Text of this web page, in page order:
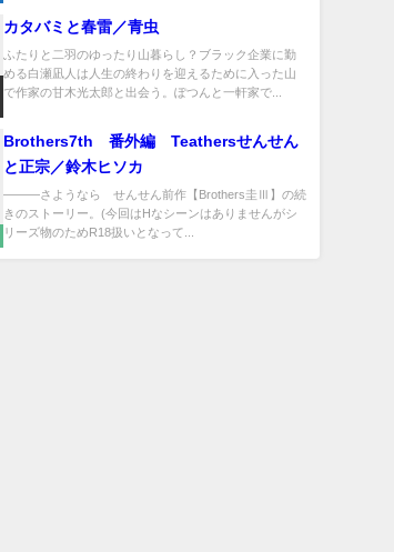
カタバミと春雷／青虫
ふたりと二羽のゆったり山暮らし？ブラック企業に勤
める白瀬凪人は人生の終わりを迎えるために入った山
で作家の甘木光太郎と出会う。ぽつんと一軒家で...
Brothers7th 番外編 Teathersせんせん
と正宗／鈴木ヒソカ
―――さようなら せんせん前作【Brothers圭Ⅲ】の続
きのストーリー。(今回はHなシーンはありませんがシ
リーズ物のためR18扱いとなって...